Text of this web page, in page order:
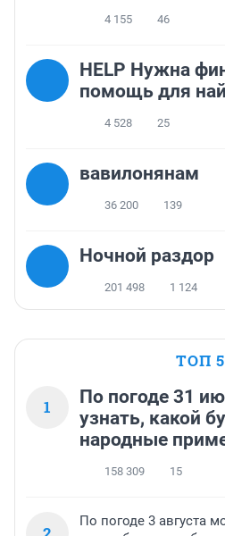
4 155 46
HELP Нужна
помощь для
4 528 25
вавилонянам
36 200 139
Ночной раздор
201 498 1 124
ТОП 5
1
По погоде 31
узнать, какой
народные
158 309 15
По погоде 3 августа